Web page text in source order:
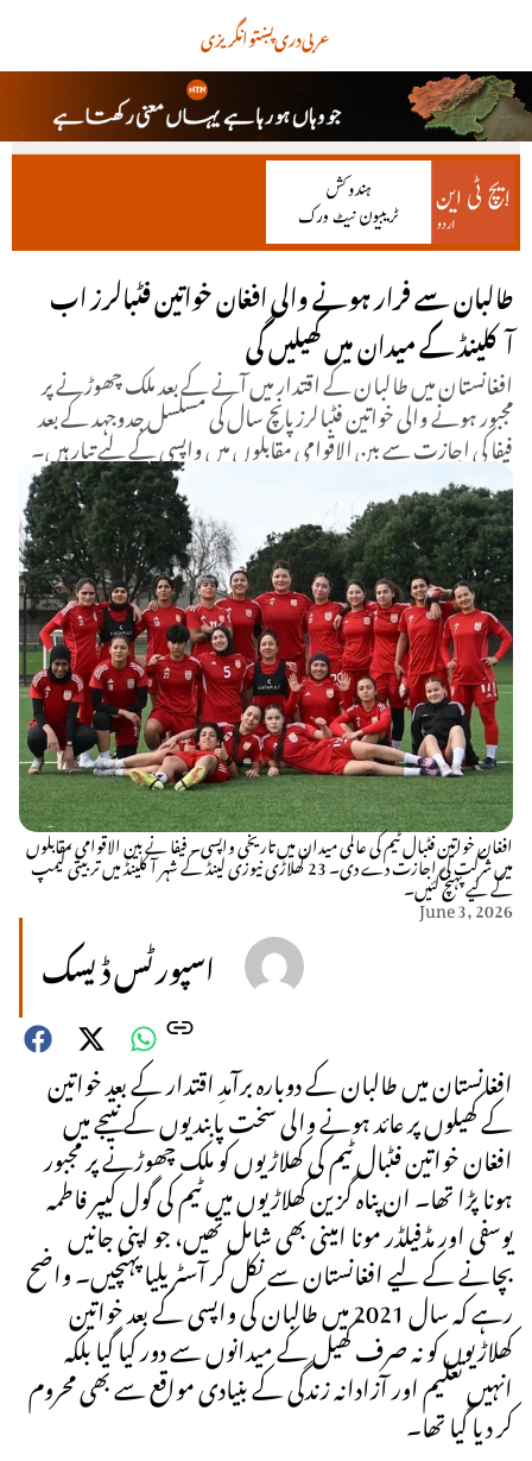
انگریزیپښتودریعربی
طالبان سے فرار ہونے والی افغان خواتین فٹبالرز اب
آکلینڈ کے میدان میں کھیلیں گی
افغانستان میں طالبان کے اقتدار میں آنے کے بعد ملک چھوڑنے پر
مجبور ہونے والی خواتین فٹبالرز پانچ سال کی مسلسل جدوجہد کے بعد
فیفا کی اجازت سے بین الاقوامی مقابلوں میں واپسی کے لیے تیار ہیں۔
افغان خواتین فٹبال ٹیم کی عالمی میدان میں تاریخی واپسی۔ فیفا نے بین الاقوامی مقابلوں
میں شرکت کی اجازت دے دی۔ 23 کھلاڑی نیوزی لینڈ کے شہر آکلینڈ میں تربیتی کیمپ
کے لیے پہنچ گئیں۔
June 3, 2026
اسپورٹس ڈیسک
افغانستان میں طالبان کے دوبارہ برآمدِ اقتدار کے بعد خواتین
کے کھیلوں پر عائد ہونے والی سخت پابندیوں کے نتیجے میں
افغان خواتین فٹبال ٹیم کی کھلاڑیوں کو ملک چھوڑنے پر مجبور
ہونا پڑا تھا۔ ان پناہ گزین کھلاڑیوں میں ٹیم کی گول کیپر فاطمہ
یوسفی اور مڈفیلڈر مونا امینی بھی شامل تھیں، جو اپنی جانیں
بچانے کے لیے افغانستان سے نکل کر آسٹریلیا پہنچیں۔ واضح
رہے کہ سال 2021 میں طالبان کی واپسی کے بعد خواتین
کھلاڑیوں کو نہ صرف کھیل کے میدانوں سے دور کیا گیا بلکہ
انہیں تعلیم اور آزادانہ زندگی کے بنیادی مواقع سے بھی محروم
کر دیا گیا تھا۔